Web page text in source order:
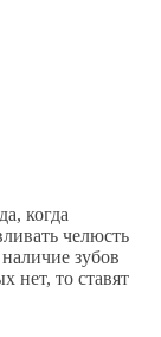
когда
челюсть
зубов
нет, то ставят